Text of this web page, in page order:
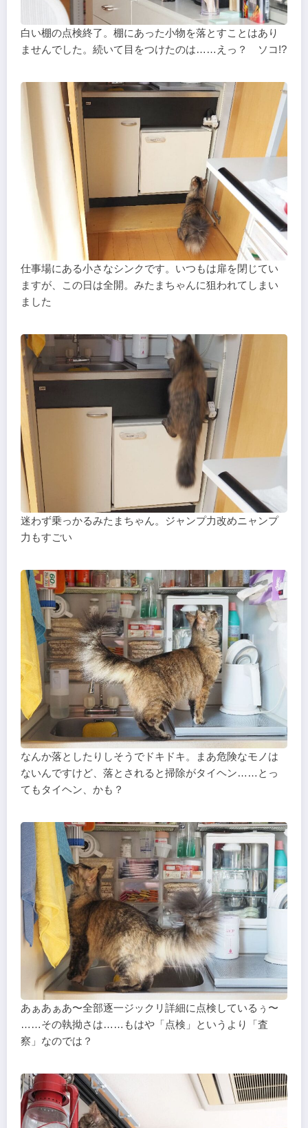
白い棚の点検終了。棚にあった小物を落とすことはあり
ませんでした。続いて目をつけたのは……えっ？ ソコ!?
仕事場にある小さなシンクです。いつもは扉を閉じてい
ますが、この日は全開。みたまちゃんに狙われてしまい
ました
迷わず乗っかるみたまちゃん。ジャンプ力改めニャンプ
力もすごい
なんか落としたりしそうでドキドキ。まあ危険なモノは
ないんですけど、落とされると掃除がタイヘン……とっ
てもタイヘン、かも？
あぁあぁあ〜全部逐一ジックリ詳細に点検しているぅ〜
……その執拗さは……もはや「点検」というより「査
察」なのでは？